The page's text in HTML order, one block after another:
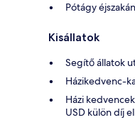
Pótágy
Kisállatok
Segítő állatok
Házikedvenc-
Házi
USD külön díj